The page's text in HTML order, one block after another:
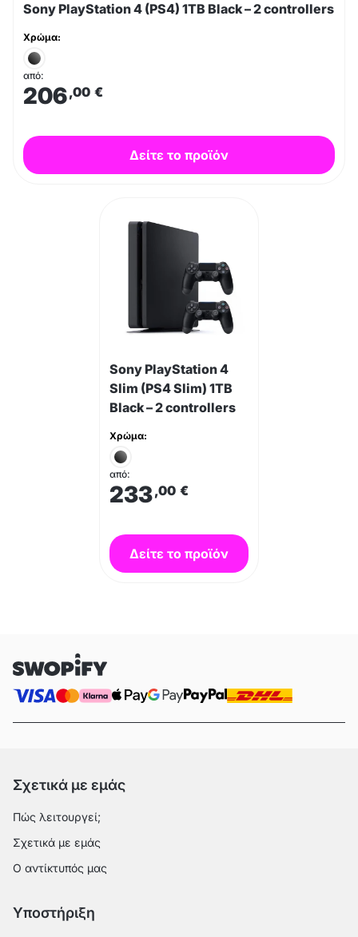
Sony PlayStation 4 (PS4) 1TB Black – 2 controllers
Χρώμα:
από:
206,00 €
Δείτε το προϊόν
Sony PlayStation 4
Slim (PS4 Slim) 1TB
Black – 2 controllers
Χρώμα:
από:
233,00 €
Δείτε το προϊόν
Σχετικά με εμάς
Πώς λειτουργεί;
Σχετικά με εμάς
Ο αντίκτυπός μας
Υποστήριξη